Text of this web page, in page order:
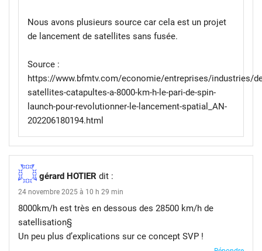
Nous avons plusieurs source car cela est un projet
de lancement de satellites sans fusée.
Source :
https://www.bfmtv.com/economie/entreprises/industries/
satellites-catapultes-a-8000-km-h-le-pari-de-spin-
launch-pour-revolutionner-le-lancement-spatial_AN-
202206180194.html
gérard HOTIER dit :
24 novembre 2025 à 10 h 29 min
8000km/h est très en dessous des 28500 km/h de
satellisation§
Un peu plus d’explications sur ce concept SVP !